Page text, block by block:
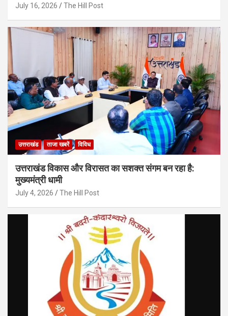
July 16, 2026 The Hill Post
उत्तराखंड ताजा खबरें विविध
उत्तराखंड विकास और विरासत का सशक्त संगम बन रहा है:
मुख्यमंत्री धामी
July 4, 2026 The Hill Post